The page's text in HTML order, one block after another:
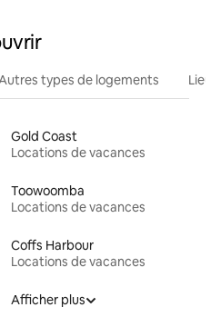
types de logements
Gold Coast
Locations de vacances
Toowoomba
Locations de vacances
Coffs Harbour
Locations de vacances
Afficher plus